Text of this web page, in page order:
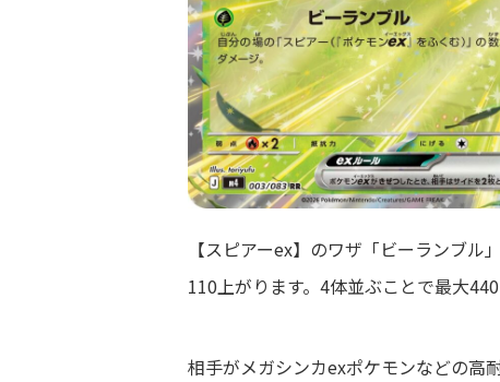
【スピアーex】のワザ「ビーランブ
110上がります。4体並ぶことで最大
相手がメガシンカexポケモンなどの高